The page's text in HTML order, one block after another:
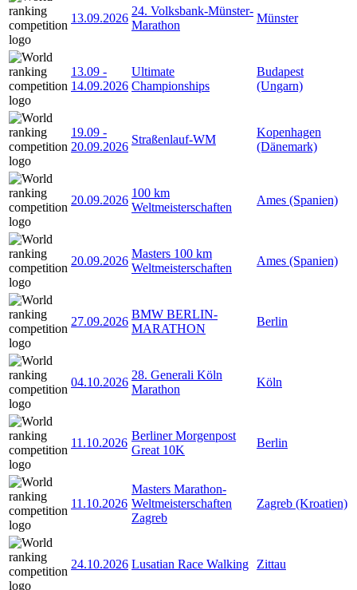
13.09.2026
24. Volksbank-Münster-
Marathon
Münster
13.09 -
14.09.2026
Ultimate
Championships
Budapest
(Ungarn)
19.09 -
20.09.2026
Straßenlauf-WM
Kopenhagen
(Dänemark)
20.09.2026
100 km
Weltmeisterschaften
Ames (Spanien)
20.09.2026
Masters 100 km
Weltmeisterschaften
Ames (Spanien)
27.09.2026
BMW BERLIN-
MARATHON
Berlin
04.10.2026
28. Generali Köln
Marathon
Köln
11.10.2026
Berliner Morgenpost
Great 10K
Berlin
11.10.2026
Masters Marathon-
Weltmeisterschaften
Zagreb
Zagreb (Kroatien)
24.10.2026 Lusatian Race Walking Zittau